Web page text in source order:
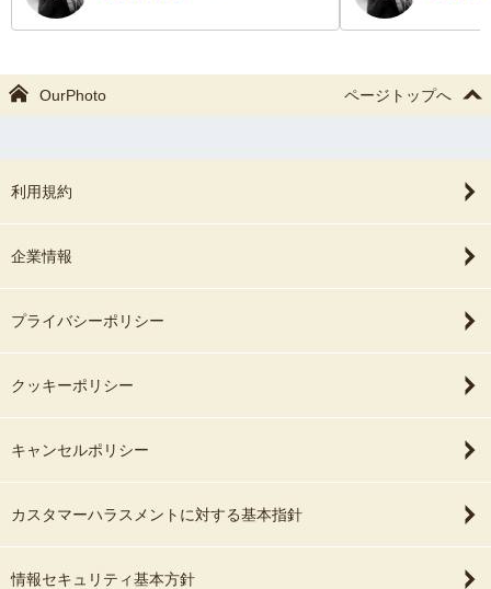
てもいい記念になりました。早速アルバム
したいです！
OurPhoto ページトップへ
利用規約
企業情報
プライバシーポリシー
クッキーポリシー
キャンセルポリシー
カスタマーハラスメントに対する基本指針
情報セキュリティ基本方針